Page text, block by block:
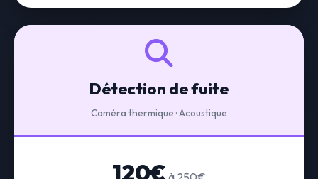
Détection de fuite
Caméra thermique · Acoustique
120€